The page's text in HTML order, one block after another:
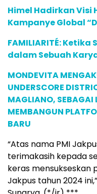
Himel Hadirkan Visi
Kampanye Global
FAMILIARITÉ:
dalam Sebuah
MONDEVITA
UNDERSCORE
MAGLIANO, SEBAGAI
MEMBANGUN
BARU
“Atas nama PMI
terimakasih kepada
keras mensukseskan
Jakpus tahun 2024